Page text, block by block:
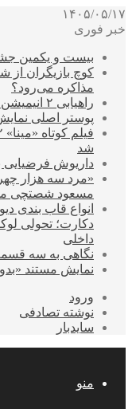
۱۴۰۵/۰۵/۱۷
خبر فوری
بیست و یکمین
کوچ بازیگران
مذاکره می‌رود؟
راهیابی ۲ انیمیشن سوره به سی‌امین جشنواره فیلم رود آیلند
پوستر اصلی
شد
داریوش فرضیایی
«مرد سه هزار
مسعود شصتچی
انواع قاب بندی
دکارت؛ تحولی
داخلی
نگاهی به سه
نمایش مستند
ورود
نوشته تصادفی
سایدبار
منو